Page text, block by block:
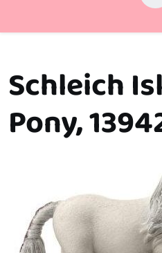
Schleich
Pony,